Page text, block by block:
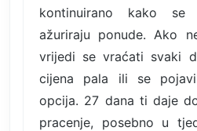
kontinuirano kako
ažuriraju ponude. Ako
vrijedi se vraćati svaki
cijena pala ili se
opcija. 27 dana ti daje
pracenje, posebno u